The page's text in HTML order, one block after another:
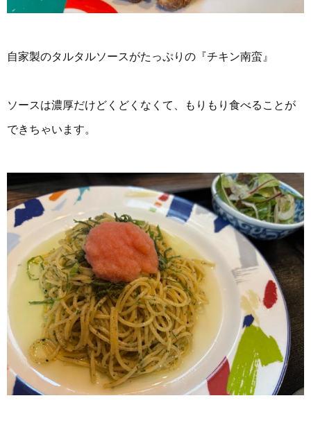
自家製のタルタルソースがたっぷりの『チキン南蛮』
ソースは濃厚だけどくどくなくて、もりもり食べることが
できちゃいます。